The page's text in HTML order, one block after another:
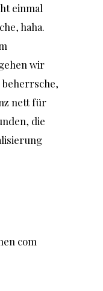
einmal
haha.
wir
beherrsche,
nett für
die
com